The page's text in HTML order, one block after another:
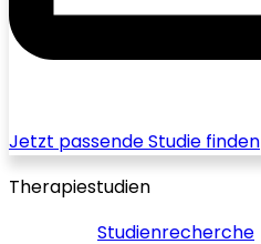
Jetzt passende Studie finden
Therapiestudien
Studienrecherche